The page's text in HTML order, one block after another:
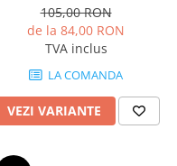
105,00 RON
de la 84,00 RON
TVA inclus
LA COMANDA
VEZI VARIANTE